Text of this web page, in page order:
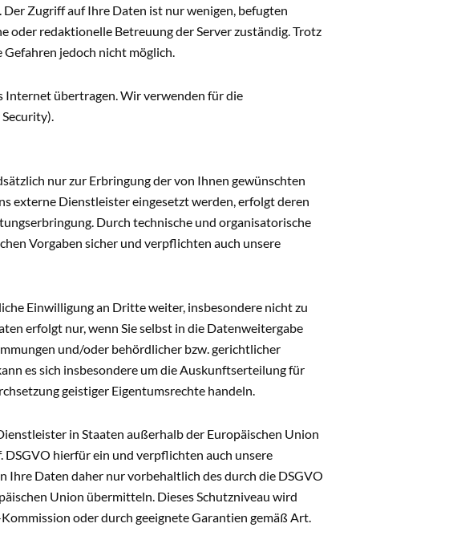
Zugriff auf Ihre Daten ist nur wenigen, befugten
oder redaktionelle Betreuung der Server zuständig. Trotz
jedoch nicht möglich.
Internet übertragen. Wir verwenden für die
nur zur Erbringung der von Ihnen gewünschten
externe Dienstleister eingesetzt werden, erfolgt deren
Durch technische und organisatorische
Vorgaben sicher und verpflichten auch unsere
Einwilligung an Dritte weiter, insbesondere nicht zu
erfolgt nur, wenn Sie selbst in die Datenweitergabe
und/oder behördlicher bzw. gerichtlicher
es sich insbesondere um die Auskunftserteilung für
geistiger Eigentumsrechte handeln.
in Staaten außerhalb der Europäischen Union
hierfür ein und verpflichten auch unsere
Ihre Daten daher nur vorbehaltlich des durch die DSGVO
Union übermitteln. Dieses Schutzniveau wird
oder durch geeignete Garantien gemäß Art.